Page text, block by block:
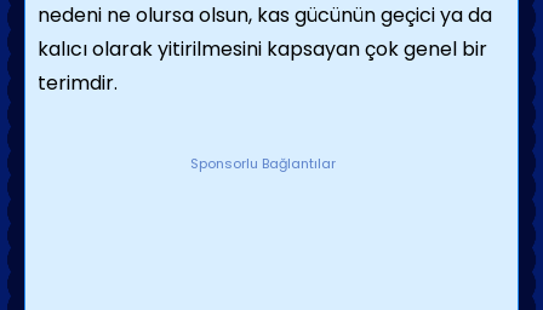
nedeni ne olursa olsun, kas gücünün geçici ya da
kalıcı olarak yitirilmesini kapsayan çok genel bir
terimdir.
Sponsorlu Bağlantılar